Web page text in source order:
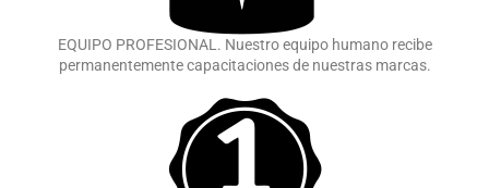
EQUIPO PROFESIONAL. Nuestro equipo humano recibe
permanentemente capacitaciones de nuestras marcas.